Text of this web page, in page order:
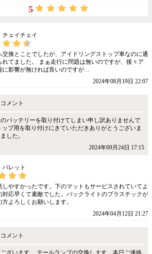
5
チェイチェイ
換とことでしたが、アイドリングストップ車なのに通
てました。 まぁ走行に問題は無いのですが、後々ア
に影響が無ければ良いのですが…
2024年08月19日 22:07
メント
バッテリーを取り付けてしまい申し訳ありませんで
プ用を取り付けにきていただきありがとうございま
した。
2024年09月24日 17:15
レット
やすかったです。下のマットもサービスされていてよ
応早くて素敵でした。バックライトのプラスチックが
よろしくお願いします。
2024年04月12日 21:27
メント